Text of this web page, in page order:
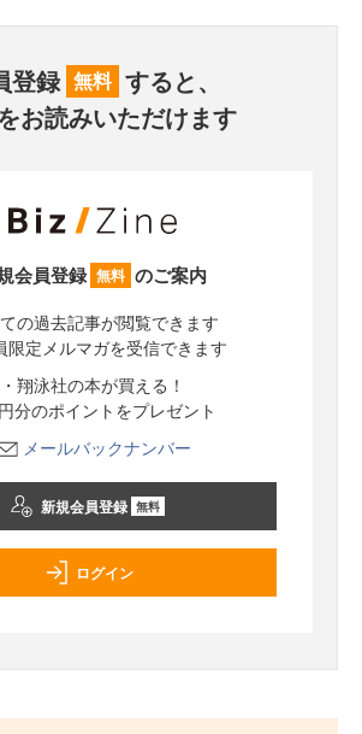
登録 無料 すると、
お読みいただけます
会員登録 無料 のご案内
ての過去記事が閲覧できます
限定メルマガを受信できます
・翔泳社の本が買える！
分のポイントをプレゼント
メールバックナンバー
新規会員登録 無料
ログイン